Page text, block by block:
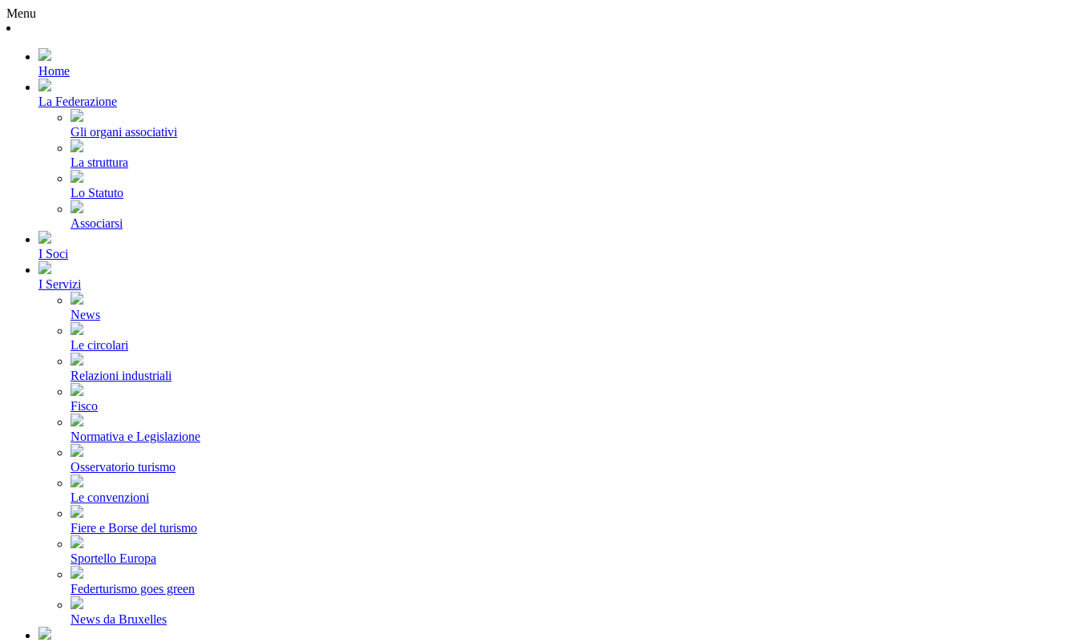
Menu
Home
La Federazione
Gli organi associativi
La struttura
Lo Statuto
Associarsi
I Soci
I Servizi
News
Le circolari
Relazioni industriali
Fisco
Normativa e Legislazione
Osservatorio turismo
Le convenzioni
Fiere e Borse del turismo
Sportello Europa
Federturismo goes green
News da Bruxelles